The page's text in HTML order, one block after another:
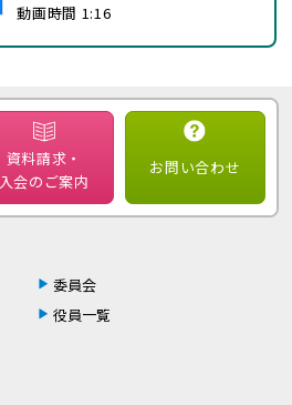
動画時間 1:16
資料請求・
入会のご案内
お問い合わせ
委員会
役員一覧